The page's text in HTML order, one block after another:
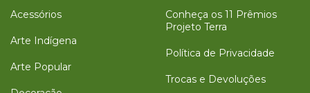
Acessórios
Arte Indígena
Arte Popular
Conheça os 11 Prêmios
Projeto Terra
Política de Privacidade
Trocas e Devoluções